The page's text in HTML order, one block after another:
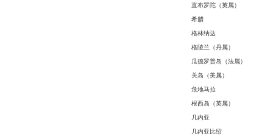
直布罗陀（英属）
希腊
格林纳达
格陵兰（丹属）
瓜德罗普岛（法属）
关岛（美属）
危地马拉
根西岛（英属）
几内亚
几内亚比绍